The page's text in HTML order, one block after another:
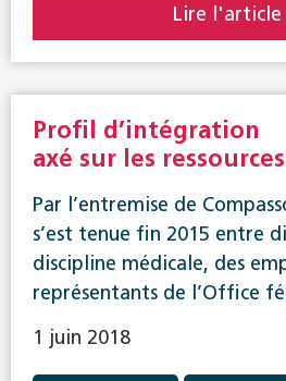
Lire l'article
Profil d’intégration
axé sur les ressources
Par l’entremise de
s’est tenue fin 2015 entre
discipline médicale, des
représentants de l’Office
1 juin 2018